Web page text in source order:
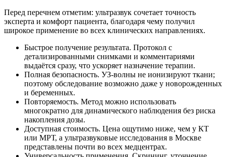
Перед перечнем отметим: ультразвук сочетает точность
эксперта и комфорт пациента, благодаря чему получил
широкое применение во всех клинических направлениях.
Быстрое получение результата. Протокол с
детализированными снимками и комментариями
выдаётся сразу, что ускоряет назначение терапии.
Полная безопасность. УЗ-волны не ионизируют ткани;
поэтому обследование возможно даже у новорожденных
и беременных.
Повторяемость. Метод можно использовать
многократно для динамического наблюдения без риска
накопления дозы.
Доступная стоимость. Цена ощутимо ниже, чем у КТ
или МРТ, а ультразвуковые исследования в Москве
представлены почти во всех медцентрах.